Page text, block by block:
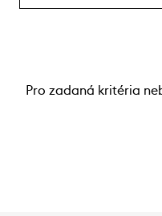
Pro zadaná kritéria